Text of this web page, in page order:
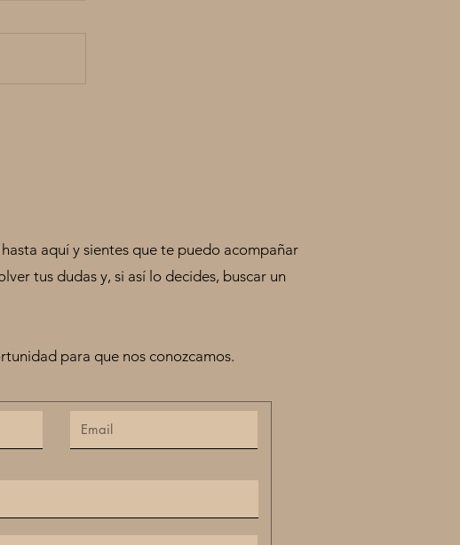
aquí y sientes que te puedo acompañar
tus dudas y, si así lo decides, buscar un
para que nos conozcamos.